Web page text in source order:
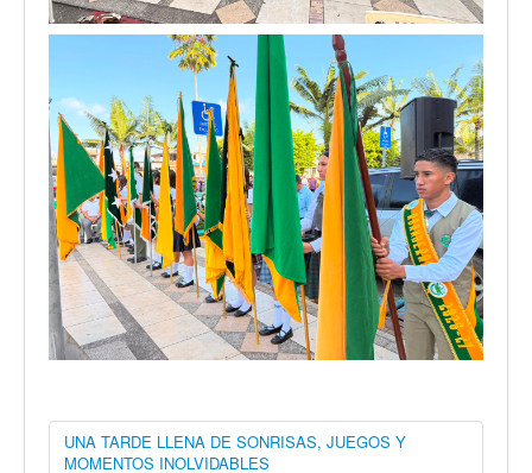
UNA TARDE LLENA DE SONRISAS, JUEGOS Y
MOMENTOS INOLVIDABLES